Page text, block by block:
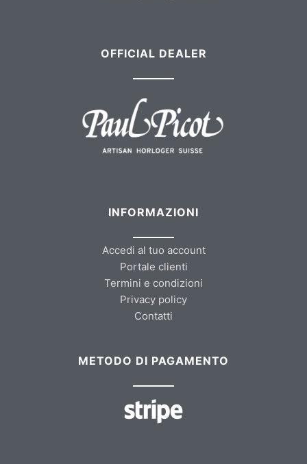
OFFICIAL DEALER
INFORMAZIONI
Accedi al tuo account
Portale clienti
Termini e condizioni
Privacy policy
Contatti
METODO DI PAGAMENTO